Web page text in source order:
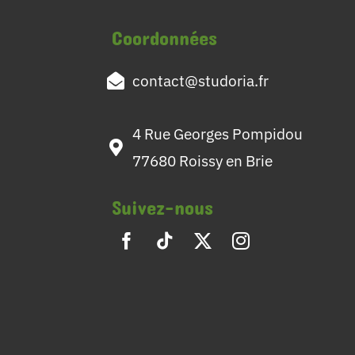
Coordonnées
contact@studoria.fr
4 Rue Georges Pompidou
77680 Roissy en Brie
Suivez-nous